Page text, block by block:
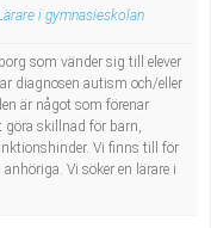
i gymnasieskolan
som vänder sig till elever
diagnosen autism och/eller
är något som förenar
göra skillnad för barn,
Vi finns till för
Vi söker en lärare i